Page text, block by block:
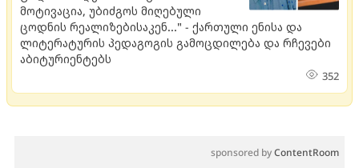
მოტივაცია, უბიძგოს მიღებული
ცოდნის რეალიზებისაკენ..." - ქართული ენისა და
ლიტერატურის პედაგოგის გამოცდილება და რჩევები
აბიტურიენტებს
352
sponsored byContentRoom